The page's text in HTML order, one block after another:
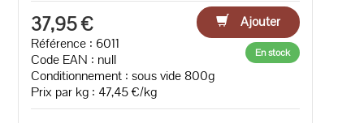
37,95 €
Ajouter
Référence : 6011
Code EAN : null
Conditionnement : sous vide 800g
Prix par kg : 47,45 €/kg
En stock